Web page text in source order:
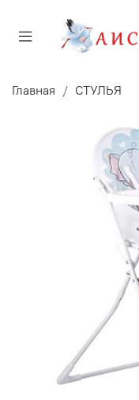
Главная СТУЛЬЯ